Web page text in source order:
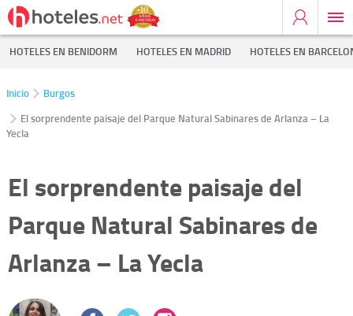
HOTELES EN BENIDORM HOTELES EN MADRID HOTELES EN
Inicio
Burgos
El sorprendente paisaje del Parque Natural Sabinares de Arlanza – La
Yecla
El sorprendente paisaje del
Parque Natural Sabinares de
Arlanza – La Yecla